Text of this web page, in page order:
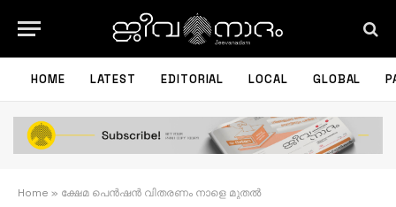
HOME LATEST EDITORIAL LOCAL GLOBAL
Home » ക്ഷേമ പെന്‍ഷന്‍ വിതരണം നാളെ മുതല്‍